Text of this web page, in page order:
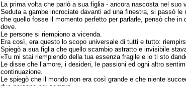
La prima volta che parlò a sua figlia - ancora nascosta nel
Seduta a gambe incrociate davanti ad una finestra, si passò
che quello fosse il momento perfetto per parlarle, pensò che
dove.
Le persone si riempiono a vicenda.
Era così, era questo lo scopo universale di tutti e tutto:
Spiegò a sua figlia che quello scambio astratto e invisibile
«Tu mi stai riempiendo della tua essenza fragile e io ti sto
Le disse che l’amore, i desideri, le passioni ed ogni altro
continuazione.
Le spiegò che il mondo non era così grande e che niente